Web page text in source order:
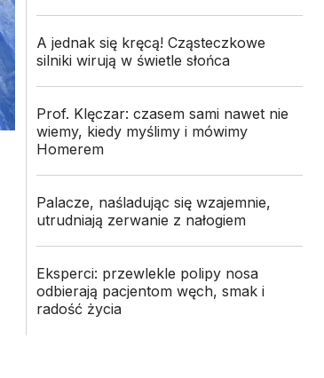
A jednak się kręcą! Cząsteczkowe
silniki wirują w świetle słońca
Prof. Klęczar: czasem sami nawet nie
wiemy, kiedy myślimy i mówimy
Homerem
Palacze, naśladując się wzajemnie,
utrudniają zerwanie z nałogiem
Eksperci: przewlekle polipy nosa
odbierają pacjentom węch, smak i
radość życia